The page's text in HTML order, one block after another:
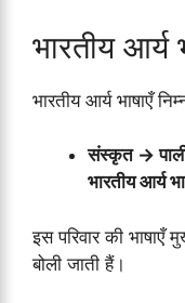
भारतीय
भारतीय आर्य भाषाएँ
संस्कृत →
भारतीय आर्य
इस परिवार की भाषाएँ
बोली जाती हैं।